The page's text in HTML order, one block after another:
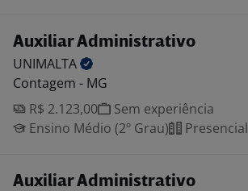
Auxiliar Administrativo
UNIMALTA
Contagem - MG
R$ 2.123,00
Sem experiência
Ensino Médio (2º Grau)
Presencial
Auxiliar Administrativo